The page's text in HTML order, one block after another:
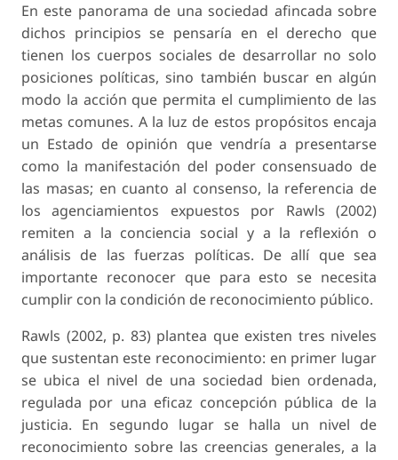
En este panorama de una sociedad afincada sobre
dichos principios se pensaría en el derecho que
tienen los cuerpos sociales de desarrollar no solo
posiciones políticas, sino también buscar en algún
modo la acción que permita el cumplimiento de las
metas comunes. A la luz de estos propósitos encaja
un Estado de opinión que vendría a presentarse
como la manifestación del poder consensuado de
las masas; en cuanto al consenso, la referencia de
los agenciamientos expuestos por Rawls (2002)
remiten a la conciencia social y a la reflexión o
análisis de las fuerzas políticas. De allí que sea
importante reconocer que para esto se necesita
cumplir con la condición de reconocimiento público.
Rawls (2002, p. 83) plantea que existen tres niveles
que sustentan este reconocimiento: en primer lugar
se ubica el nivel de una sociedad bien ordenada,
regulada por una eficaz concepción pública de la
justicia. En segundo lugar se halla un nivel de
reconocimiento sobre las creencias generales, a la